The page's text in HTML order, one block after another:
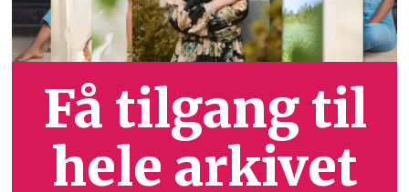
Få tilgang til
hele arkivet